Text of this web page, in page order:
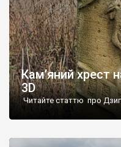
Кам’яний хрест
3D
Читайте статтю про